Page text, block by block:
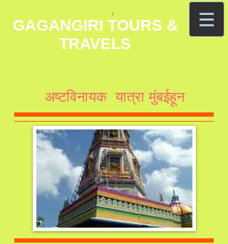
GAGANGIRI TOURS &
TRAVELS
अष्टविनायक यात्रा मुंबईहून